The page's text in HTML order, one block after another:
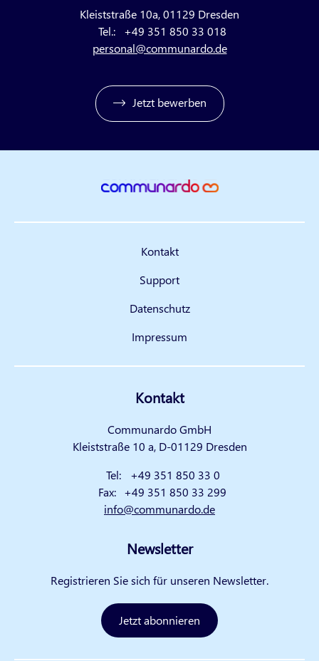
Kleiststraße 10a, 01129 Dresden
Tel.:
+49 351 850 33 018
personal@communardo.de
Jetzt bewerben
Kontakt
Support
Datenschutz
Impressum
Kontakt
Communardo GmbH
Kleiststraße 10 a, D-01129 Dresden
Tel:
+49 351 850 33 0
Fax: +49 351 850 33 299
info@communardo.de
Newsletter
Registrieren Sie sich für unseren Newsletter.
Jetzt abonnieren